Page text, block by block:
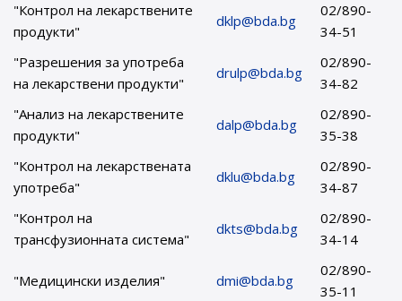
"Контрол на лекарствените
продукти"
dklp@bda.bg
02/890-
34-51
"Разрешения за употреба
на лекарствени продукти"
drulp@bda.bg
02/890-
34-82
"Анализ на лекарствените
продукти"
dalp@bda.bg
02/890-
35-38
"Контрол на лекарствената
употреба"
dklu@bda.bg
02/890-
34-87
"Контрол на
трансфузионната система"
dkts@bda.bg
02/890-
34-14
"Медицински изделия" dmi@bda.bg
02/890-
35-11